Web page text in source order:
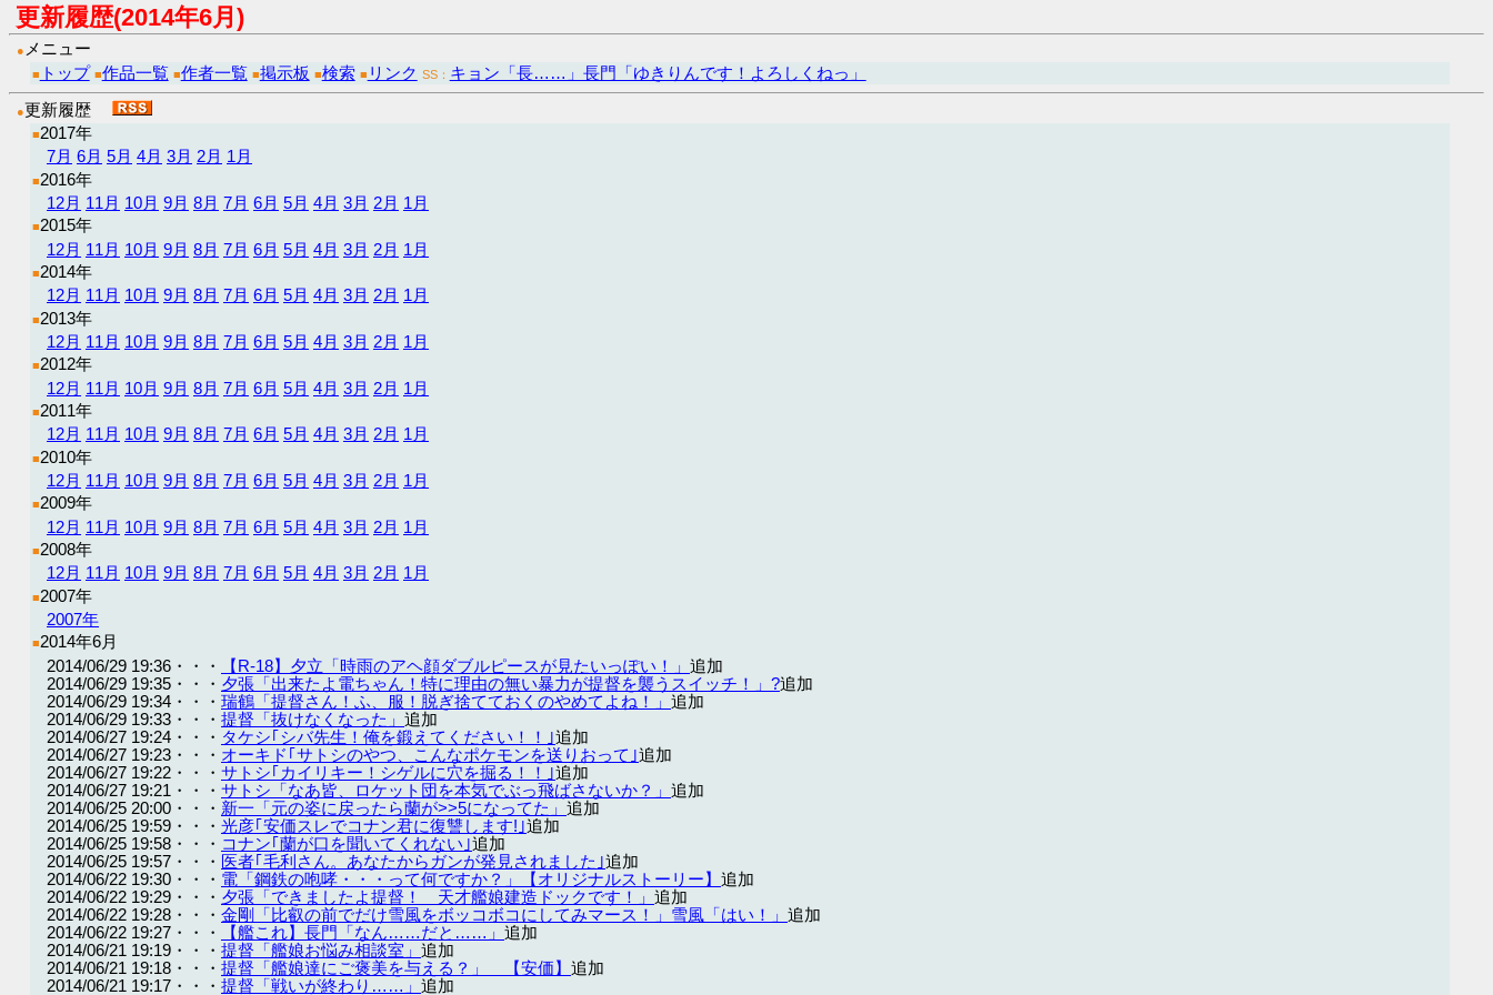
更新履歴(2014年6月)
● メニュー
■ トップ ■作品一覧 ■作者一覧 ■掲示板 ■検索 ■ リンク SS： キョン「長……」長門「ゆきりんです！よろしくねっ」
●更新履歴
■2017年
7月 6月 5月 4月 3月 2月 1月
■2016年
12月 11月 10月 9月 8月 7月 6月 5月 4月 3月 2月 1月
■2015年
12月 11月 10月 9月 8月 7月 6月 5月 4月 3月 2月 1月
■2014年
12月 11月 10月 9月 8月 7月 6月 5月 4月 3月 2月 1月
■2013年
12月 11月 10月 9月 8月 7月 6月 5月 4月 3月 2月 1月
■2012年
12月 11月 10月 9月 8月 7月 6月 5月 4月 3月 2月 1月
■2011年
12月 11月 10月 9月 8月 7月 6月 5月 4月 3月 2月 1月
■2010年
12月 11月 10月 9月 8月 7月 6月 5月 4月 3月 2月 1月
■2009年
12月 11月 10月 9月 8月 7月 6月 5月 4月 3月 2月 1月
■2008年
12月 11月 10月 9月 8月 7月 6月 5月 4月 3月 2月 1月
■2007年
2007年
■2014年6月
2014/06/29 19:36・・・
【R-18】夕立「時雨のアヘ顔ダブルピースが見たいっぽい！」 追加
2014/06/29 19:35・・・ 夕張「出来たよ電ちゃん！特に理由の無い暴力が提督を襲うスイッチ！」?追加
2014/06/29 19:34・・・ 瑞鶴「提督さん！ふ、服！脱ぎ捨てておくのやめてよね！」 追加
2014/06/29 19:33・・・ 提督「抜けなくなった」 追加
2014/06/27 19:24・・・ タケシ｢シバ先生！俺を鍛えてください！！｣追加
2014/06/27 19:23・・・ オーキド｢サトシのやつ、こんなポケモンを送りおって｣追加
2014/06/27 19:22・・・ サトシ｢カイリキー！シゲルに穴を掘る！！｣追加
2014/06/27 19:21・・・ サトシ「なあ皆、ロケット団を本気でぶっ飛ばさないか？」 追加
2014/06/25 20:00・・・ 新一「元の姿に戻ったら蘭が>>5になってた」 追加
2014/06/25 19:59・・・ 光彦｢安価スレでコナン君に復讐します!｣追加
2014/06/25 19:58・・・ コナン｢蘭が口を聞いてくれない｣追加
2014/06/25 19:57・・・ 医者｢毛利さん。あなたからガンが発見されました｣追加
2014/06/22 19:30・・・ 電「鋼鉄の咆哮・・・って何ですか？」【オリジナルストーリー】 追加
2014/06/22 19:29・・・ 夕張「できましたよ提督！ 天才艦娘建造ドックです！」 追加
2014/06/22 19:28・・・ 金剛「比叡の前でだけ雪風をボッコボコにしてみマース！」雪風「はい！」 追加
2014/06/22 19:27・・・
【艦これ】長門「なん……だと……」 追加
2014/06/21 19:19・・・ 提督「艦娘お悩み相談室」 追加
2014/06/21 19:18・・・ 提督「艦娘達にご褒美を与える？」 【安価】 追加
2014/06/21 19:17・・・ 提督「戦いが終わり……」 追加